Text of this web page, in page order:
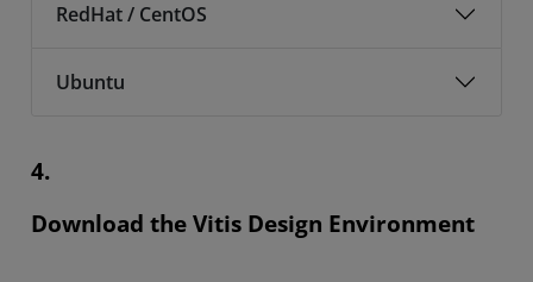
RedHat / CentOS
Ubuntu
4.
Download the Vitis Design Environment